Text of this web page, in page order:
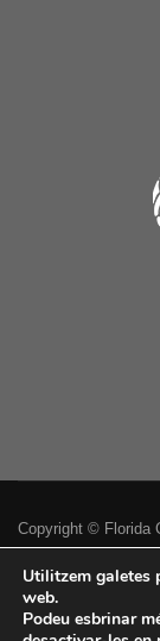
Copyright © Florida
Política de
Avís legal
Utilitzem galetes
web.
Podeu esbrinar